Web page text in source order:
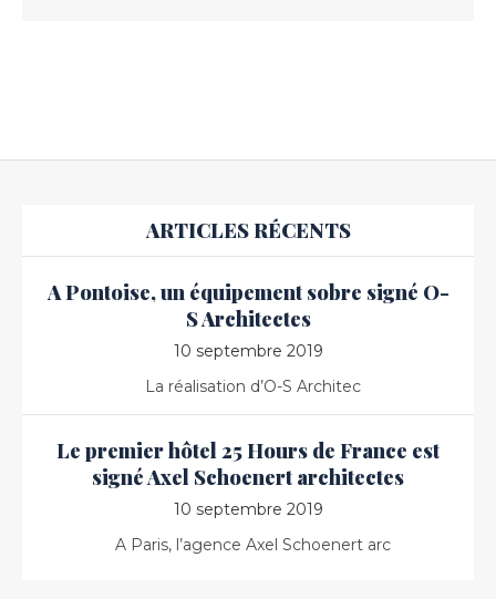
ARTICLES RÉCENTS
A Pontoise, un équipement sobre signé O-
S Architectes
10 septembre 2019
La réalisation d’O-S Architec
Le premier hôtel 25 Hours de France est
signé Axel Schoenert architectes
10 septembre 2019
A Paris, l’agence Axel Schoenert arc